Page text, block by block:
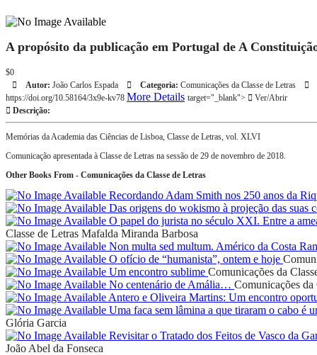
A propósito da publicação em Portugal de A
$0
Autor: João Carlos Espada Categoria: Comunicações da Classe de Letras
https://doi.org/10.58164/3x9e-kv78 More Details target="_blank">
Ver/Abrir
Descrição:
Memórias da Academia das Ciências de Lisboa, Classe de Letras, vol. XLVI
Comunicação apresentada à Classe de Letras na sessão de 29 de novembro de 2018.
Other Books From - Comunicações da Classe de Letras
Recordando Adam Smith nos 250 anos da
Das origens do wokismo à projeção das suas
O papel do jurista no século XXI. Entre a
Classe de Letras Mafalda Miranda Barbosa
Non multa sed multum. Américo da Costa
O ofício de “humanista”, ontem e hoje
Um encontro sublime Comunicações da
No centenário de Amália… Comunicações da
Antero e Oliveira Martins: Um encontro
Uma faca sem lâmina a que tiraram o cabo é
Glória Garcia
Revisitar o Tratado dos Feitos de Vasco da
João Abel da Fonseca